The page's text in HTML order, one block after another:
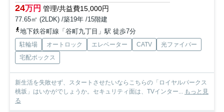
24万円 管理/共益費15,000円
77.65㎡ (2LDK) /築19年 /15階建
地下鉄谷町線「谷町九丁目」駅 徒歩7分
駐輪場 オートロック エレベーター CATV
光ファイバー
宅配ボックス
新生活を失敗せず、スタートさせたいならこちらの「ロイヤルパークス
桃坂」はいかがでしょうか。セキュリティ面は、TVインター...
もっと見
る